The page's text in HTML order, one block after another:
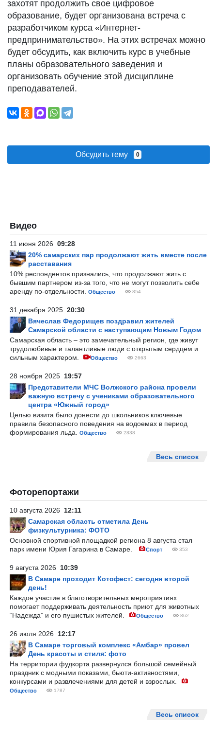
захотят продолжить свое цифровое
образование, будет организована встреча с
разработчиком курса «Интернет-
предпринимательство». На этих встречах можно
будет обсудить, как включить курс в учебные
планы образовательного заведения и
организовать обучение этой дисциплине
преподавателей.
Обсудить тему 0
Видео
11 июня 2026 09:28
20% самарских пар продолжают жить вместе после
расставания
10% респондентов признались, что продолжают жить с
бывшим партнером из-за того, что не могут позволить себе
аренду по-отдельности.
Общество 854
31 декабря 2025 20:30
Вячеслав Федорищев поздравил жителей
Самарской области с наступающим Новым Годом
Самарская область – это замечательный регион, где живут
трудолюбивые и талантливые люди с открытым сердцем и
сильным характером.
Общество 2663
28 ноября 2025 19:57
Представители МЧС Волжского района провели
важную встречу с учениками образовательного
центра «Южный город»
Целью визита было донести до школьников ключевые
правила безопасного поведения на водоемах в период
формирования льда.
Общество 2838
Весь список
Фоторепортажи
10 августа 2026 12:11
Самарская область отметила День
физкультурника: ФОТО
Основной спортивной площадкой региона 8 августа стал
парк имени Юрия Гагарина в Самаре.
Спорт 353
9 августа 2026 10:39
В Самаре проходит Котофест: сегодня второй
день!
Каждое участие в благотворительных мероприятиях
помогает поддерживать деятельность приют для животных
“Надежда” и его пушистых жителей.
Общество 862
26 июля 2026 12:17
В Самаре торговый комплекс «Амбар» провел
День красоты и стиля: фото
На территории фудкорта развернулся большой семейный
праздник с модными показами, бьюти-активностями,
конкурсами и развлечениями для детей и взрослых.
Общество 1787
Весь список